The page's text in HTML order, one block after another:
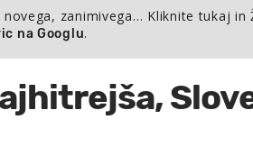
zanimivega… Kliknite tukaj in
na Googlu.